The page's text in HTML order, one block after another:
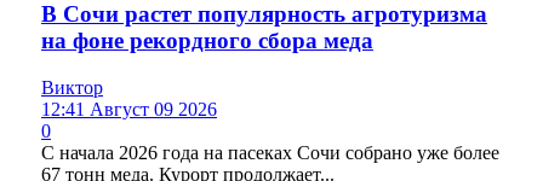
В Сочи растет популярность агротуризма
на фоне рекордного сбора меда
Виктор
12:41 Август 09 2026
0
С начала 2026 года на пасеках Сочи собрано уже более
67 тонн меда. Курорт продолжает...